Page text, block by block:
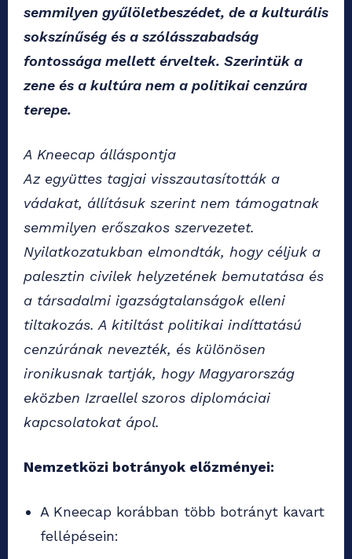
semmilyen gyűlöletbeszédet, de a kulturális
sokszínűség és a szólásszabadság
fontossága mellett érveltek. Szerintük a
zene és a kultúra nem a politikai cenzúra
terepe.
A Kneecap álláspontja
Az együttes tagjai visszautasították a
vádakat, állításuk szerint nem támogatnak
semmilyen erőszakos szervezetet.
Nyilatkozatukban elmondták, hogy céljuk a
palesztin civilek helyzetének bemutatása és
a társadalmi igazságtalanságok elleni
tiltakozás. A kitiltást politikai indíttatású
cenzúrának nevezték, és különösen
ironikusnak tartják, hogy Magyarország
eközben Izraellel szoros diplomáciai
kapcsolatokat ápol.
Nemzetközi botrányok előzményei:
A Kneecap korábban több botrányt kavart
fellépésein: